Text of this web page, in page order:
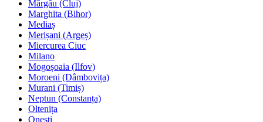
Mărgău (Cluj)
Marghita (Bihor)
Mediaș
Merișani (Argeș)
Miercurea Ciuc
Milano
Mogoșoaia (Ilfov)
Moroeni (Dâmbovița)
Murani (Timiș)
Neptun (Constanța)
Oltenița
Onești